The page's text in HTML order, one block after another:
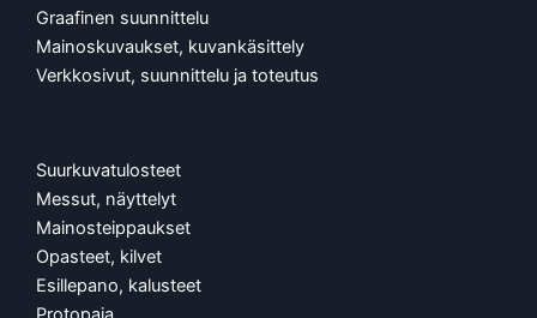
Graafinen suunnittelu
Mainoskuvaukset, kuvankäsittely
Verkkosivut, suunnittelu ja toteutus
Suurkuvatulosteet
Messut, näyttelyt
Mainosteippaukset
Opasteet, kilvet
Esillepano, kalusteet